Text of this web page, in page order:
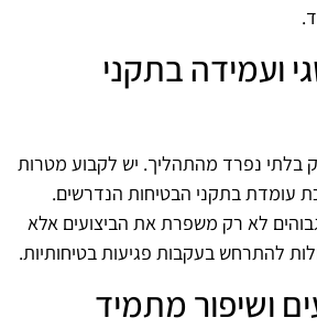
ועמידה בתקני
בלתי נפרד מהתהליך. יש לקבוע מטרות
עומדת בתקני הבטיחות הנדרשים.
לא רק משפרת את הביצועים אלא
להתרחש בעקבות פגיעות בטיחותיות.
ושיפור מתמיד